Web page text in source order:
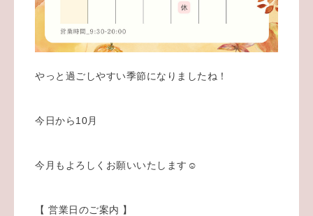
やっと過ごしやすい季節になりましたね！
今日から10月
今月もよろしくお願いいたします☺️
【 営業日のご案内 】